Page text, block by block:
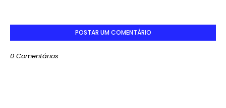
POSTAR UM COMENTÁRIO
0 Comentários